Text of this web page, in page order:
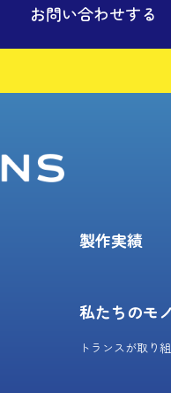
お問い合わせする
製作実績
私たちのモ
トランスが取り